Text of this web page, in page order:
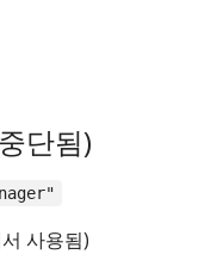
단됨)
사용됨)